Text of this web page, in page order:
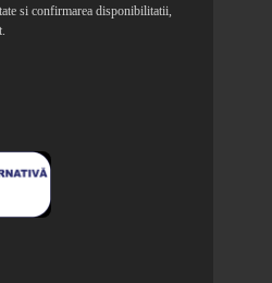
si confirmarea disponibilitatii,